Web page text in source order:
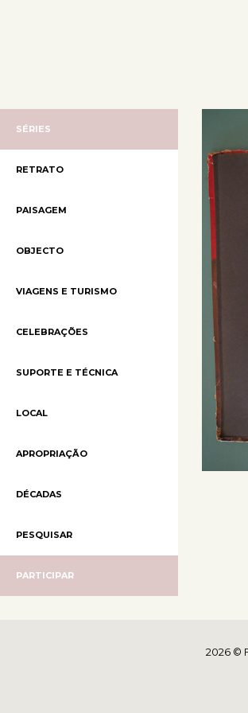
SÉRIES
RETRATO
PAISAGEM
OBJECTO
VIAGENS E TURISMO
CELEBRAÇÕES
SUPORTE E TÉCNICA
LOCAL
APROPRIAÇÃO
DÉCADAS
PESQUISAR
PARTICIPAR
2026 ©